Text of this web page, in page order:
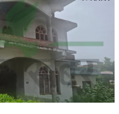
लिएर फरार धनगढीका जगत